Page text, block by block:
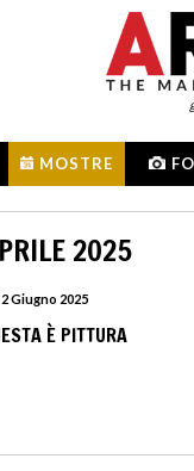
MOSTRE
2025
Giugno 2025
È PITTURA